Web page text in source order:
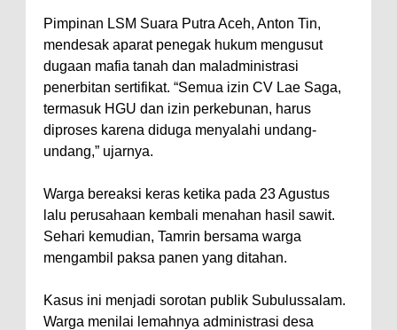
Pimpinan LSM Suara Putra Aceh, Anton Tin,
mendesak aparat penegak hukum mengusut
dugaan mafia tanah dan maladministrasi
penerbitan sertifikat. “Semua izin CV Lae Saga,
termasuk HGU dan izin perkebunan, harus
diproses karena diduga menyalahi undang-
undang,” ujarnya.
Warga bereaksi keras ketika pada 23 Agustus
lalu perusahaan kembali menahan hasil sawit.
Sehari kemudian, Tamrin bersama warga
mengambil paksa panen yang ditahan.
Kasus ini menjadi sorotan publik Subulussalam.
Warga menilai lemahnya administrasi desa